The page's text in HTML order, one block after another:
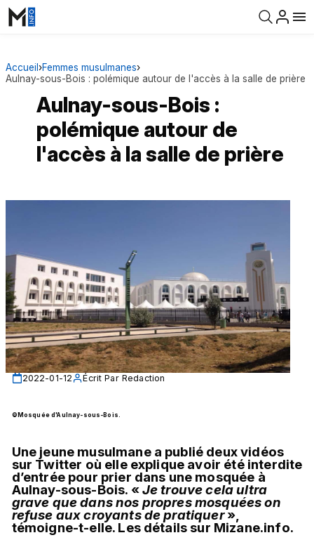
Accueil ›Femmes musulmanes›
Aulnay-sous-Bois : polémique autour de l'accès à la salle de prière
Aulnay-sous-Bois :
polémique autour de
l'accès à la salle de prière
2022-01-12 Écrit Par Redaction
©Mosquée d'Aulnay-sous-Bois.
Une jeune musulmane a publié deux vidéos
sur Twitter où elle explique avoir été interdite
d’entrée pour prier dans une mosquée à
Aulnay-sous-Bois. « Je trouve cela ultra
grave que dans nos propres mosquées on
refuse aux croyants de pratiquer »,
témoigne-t-elle. Les détails sur Mizane.info.